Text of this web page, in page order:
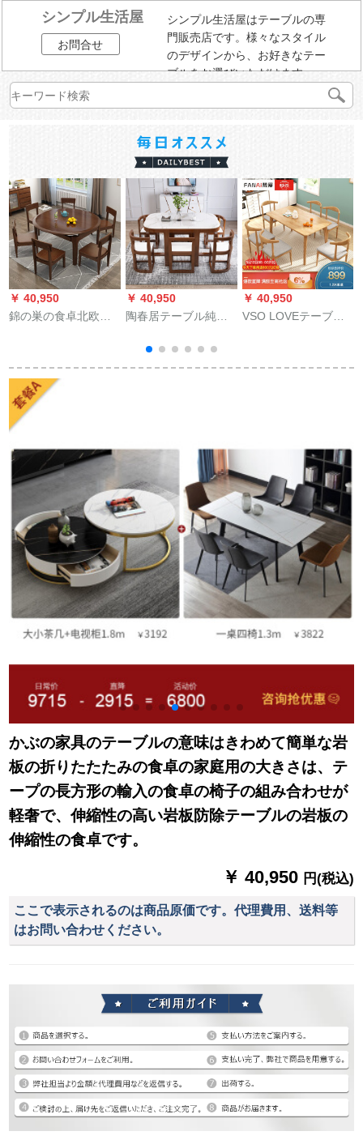
シンプル生活屋
お問合せ
シンプル生活屋はテーブルの専
門販売店です。様々なスタイル
のデザインから、お好きなテー
ブルをお選びいただけます。
￥ 40,950
錦の巣の食卓北欧純
伸縮したテーブルの
長方形和式シンプロ
レストラン家具FR-
919胡桃色（新純木の
ルです。
￥ 40,950
陶春居テーブル純木
トモダシンプ小タワ
ークリエイティブ収
￥ 40,950
VSO LOVEテーブル
モーニングテーブル
ルテーブル）
かぶの家具のテーブルの意味はきわめて簡単な岩
板の折りたたたみの食卓の家庭用の大きさは、テ
ープの長方形の輸入の食卓の椅子の組み合わせが
軽奢で、伸縮性の高い岩板防除テーブルの岩板の
伸縮性の食卓です。
￥ 40,950 円(税込)
ここで表示されるのは商品原価です。代理費用、送料等
はお問い合わせください。